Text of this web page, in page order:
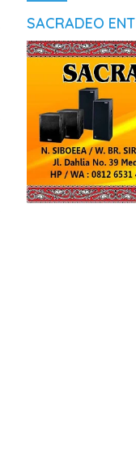
SACRADEO ENT